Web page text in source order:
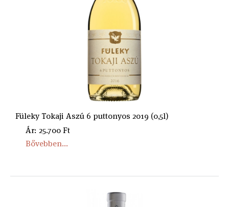
Füleky Tokaji Aszú 6 puttonyos 2019 (0,5l)
Ár: 25.700 Ft
Bővebben...